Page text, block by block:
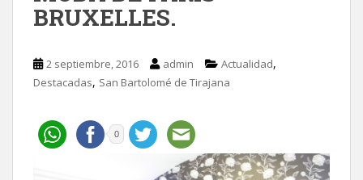
BRUXELLES.
2 septiembre, 2016 admin Actualidad,
Destacadas, San Bartolomé de Tirajana
0